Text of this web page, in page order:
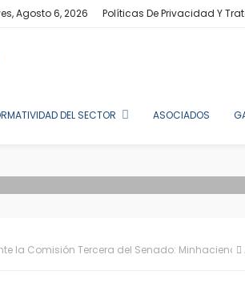
Agosto 6, 2026 Políticas De Privacidad Y
DEL SECTOR ASOCIADOS
la Comisión Tercera del Senado: Minhacienda